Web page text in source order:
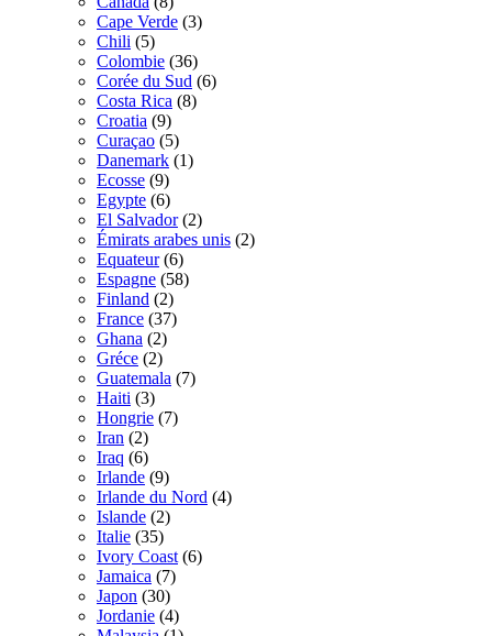
Cape Verde (3)
Chili (5)
Colombie (36)
Corée du Sud (6)
Costa Rica (8)
Croatia (9)
Curaçao (5)
Danemark (1)
Ecosse (9)
Egypte (6)
El Salvador (2)
Émirats arabes unis (2)
Equateur (6)
Espagne (58)
Finland (2)
France (37)
Ghana (2)
Gréce (2)
Guatemala (7)
Haiti (3)
Hongrie (7)
Iran (2)
Iraq (6)
Irlande (9)
Irlande du Nord (4)
Islande (2)
Italie (35)
Ivory Coast (6)
Jamaica (7)
Japon (30)
Jordanie (4)